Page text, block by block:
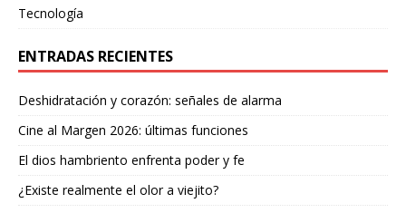
Tecnología
ENTRADAS RECIENTES
Deshidratación y corazón: señales de alarma
Cine al Margen 2026: últimas funciones
El dios hambriento enfrenta poder y fe
¿Existe realmente el olor a viejito?